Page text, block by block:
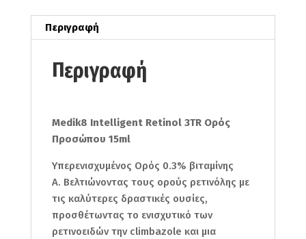
Περιγραφή
Περιγραφή
Medik8 Intelligent Retinol 3TR Ορός
Προσώπου 15ml
Υπερενισχυμένος Ορός 0.3% βιταμίνης
Α. Βελτιώνοντας τους ορούς ρετινόλης με
τις καλύτερες δραστικές ουσίες,
προσθέτωντας το ενισχυτικό των
ρετινοειδών την climbazole και μια